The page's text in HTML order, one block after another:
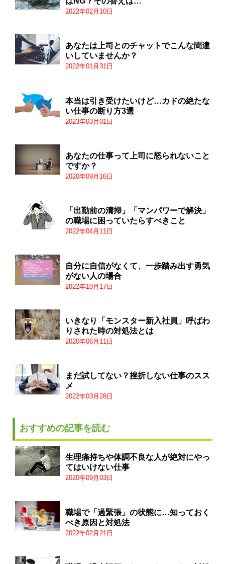
2022年02月10日
あなたは上司とのチャットでこんな間違
いしていませんか？
2022年01月31日
本当は引き受けたいけど…カドの絶たな
い仕事の断り方3選
2023年03月01日
あなたの仕事って上司に怒られないこと
ですか？
2020年09月16日
「出勤前の清掃」「マンパワーで解決」
の職場に困っていたらすべきこと
2022年04月11日
自分に自信がなくて、一歩踏み出す勇気
がない人の場合
2022年10月17日
いきなり「モンスター新入社員」呼ばわ
りされた時の対処法とは
2020年06月11日
まだ試してない？挫折しない仕事のスス
メ
2022年03月28日
おすすめの記事を読む
生理痛持ちや体調不良な人が絶対にやっ
てはいけない仕事
2020年09月03日
職場で「過緊張」の状態に…知っておく
べき原因と対処法
2022年02月21日